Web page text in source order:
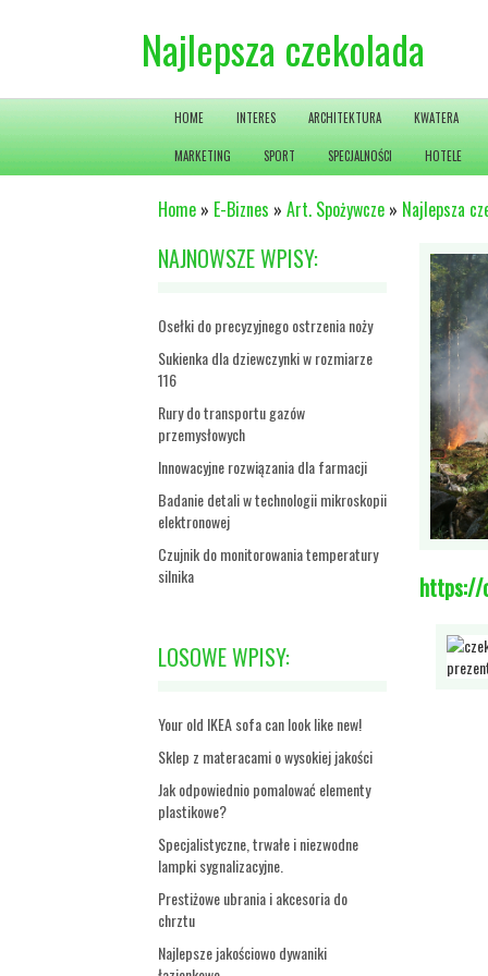
Najlepsza czekolada
HOME INTERES ARCHITEKTURA KWATERA
MARKETING SPORT SPECJALNOŚCI HOTELE
Home » E-Biznes » Art. Spożywcze » Najlepsza
NAJNOWSZE WPISY:
Osełki do precyzyjnego ostrzenia noży
Sukienka dla dziewczynki w rozmiarze
116
Rury do transportu gazów
przemysłowych
Innowacyjne rozwiązania dla farmacji
Badanie detali w technologii mikroskopii
elektronowej
Czujnik do monitorowania temperatury
silnika
LOSOWE WPISY:
Your old IKEA sofa can look like new!
Sklep z materacami o wysokiej jakości
Jak odpowiednio pomalować elementy
plastikowe?
Specjalistyczne, trwałe i niezwodne
lampki sygnalizacyjne.
Prestiżowe ubrania i akcesoria do
chrztu
Najlepsze jakościowo dywaniki
https://